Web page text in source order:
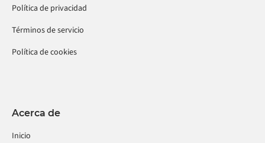
Política de privacidad
Términos de servicio
Política de cookies
Acerca de
Inicio